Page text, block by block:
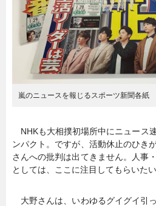
連載一覧
嵐のニュースを報じるスポーツ新聞各紙
NHKも大相撲初場所中にニュース
ンパクト。ですが、活動休止のひき
さんへの批判は出てきません。人事
としては、ここに注目してもらいたい
大野さんは、いわゆるグイグイ引